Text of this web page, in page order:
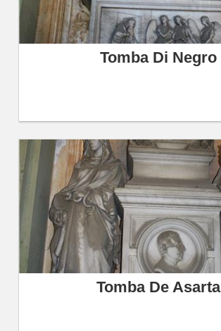
Tomba Di Negro
Tomba De Asarta